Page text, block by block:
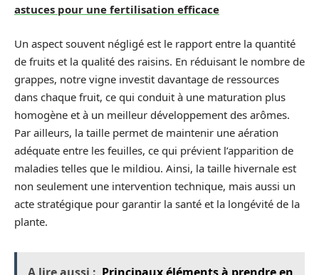
astuces pour une fertilisation efficace
Un aspect souvent négligé est le rapport entre la quantité
de fruits et la qualité des raisins. En réduisant le nombre de
grappes, notre vigne investit davantage de ressources
dans chaque fruit, ce qui conduit à une maturation plus
homogène et à un meilleur développement des arômes.
Par ailleurs, la taille permet de maintenir une aération
adéquate entre les feuilles, ce qui prévient l’apparition de
maladies telles que le mildiou. Ainsi, la taille hivernale est
non seulement une intervention technique, mais aussi un
acte stratégique pour garantir la santé et la longévité de la
plante.
A lire aussi : Principaux éléments à prendre en